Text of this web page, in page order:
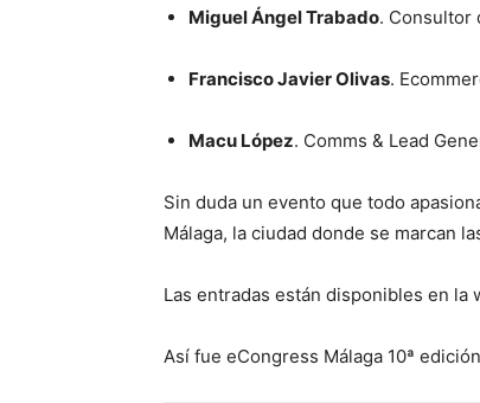
Miguel Ángel Trabado. Consultor
Francisco Javier Olivas.
Macu López. Comms & Lead
Sin duda un evento que todo
Málaga, la ciudad donde se marcan
Las entradas están disponibles en la
Así fue eCongress Málaga 10ª